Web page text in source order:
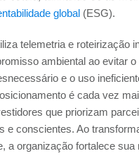
global (ESG).
telemetria e roteirização
ambiental ao evitar o
e o uso
é cada vez
que priorizam
e conscientes. Ao
a organização fortalece sua